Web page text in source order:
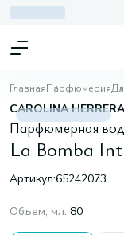
ГлавнаяПарфюмерия
CAROLINA HERRERA
Парфюмерная
La Bomba
Артикул:65242073
Объем, мл: 80